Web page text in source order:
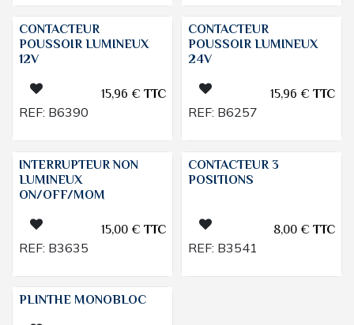
CONTACTEUR
POUSSOIR LUMINEUX
12V
15,96 €TTC
REF: B6390
CONTACTEUR
POUSSOIR LUMINEUX
24V
15,96 €TTC
REF: B6257
INTERRUPTEUR NON
LUMINEUX
ON/OFF/MOM
15,00€TTC
REF: B3635
CONTACTEUR 3
POSITIONS
8,00€TTC
REF: B3541
PLINTHE MONOBLOC